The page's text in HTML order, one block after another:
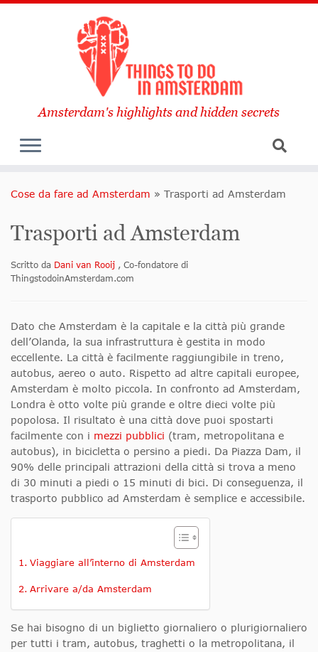
Amsterdam's highlights and hidden secrets
Cose da fare ad Amsterdam » Trasporti ad Amsterdam
Trasporti ad Amsterdam
Scritto da Dani van Rooij , Co-fondatore di
ThingstodoinAmsterdam.com
Dato che Amsterdam è la capitale e la città più grande
dell’Olanda, la sua infrastruttura è gestita in modo
eccellente. La città è facilmente raggiungibile in treno,
autobus, aereo o auto. Rispetto ad altre capitali europee,
Amsterdam è molto piccola. In confronto ad Amsterdam,
Londra è otto volte più grande e oltre dieci volte più
popolosa. Il risultato è una città dove puoi spostarti
facilmente con i mezzi pubblici (tram, metropolitana e
autobus), in bicicletta o persino a piedi. Da Piazza Dam, il
90% delle principali attrazioni della città si trova a meno
di 30 minuti a piedi o 15 minuti di bici. Di conseguenza, il
trasporto pubblico ad Amsterdam è semplice e accessibile.
Viaggiare all’interno di Amsterdam
Arrivare a/da Amsterdam
Se hai bisogno di un biglietto giornaliero o plurigiornaliero
per tutti i tram, autobus, traghetti o la metropolitana, il